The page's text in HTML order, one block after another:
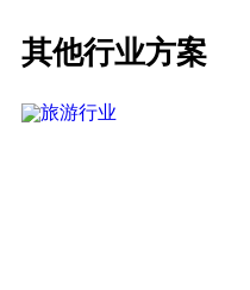
其他行业方案